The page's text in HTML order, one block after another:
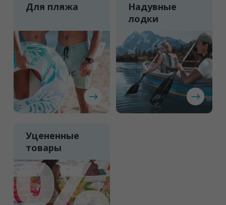
Для пляжа
Надувные
лодки
Уцененные
товары